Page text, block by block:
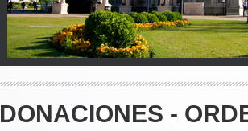
DONACIONES -